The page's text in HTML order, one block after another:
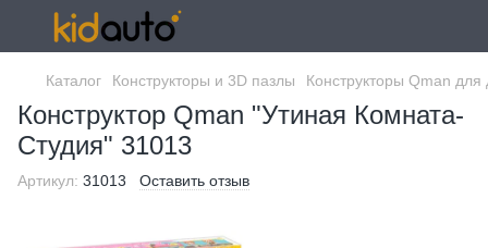
Каталог Конструкторы и 3D пазлы Конструкторы Qman для
Конструктор Qman "Утиная Комната-
Студия" 31013
Артикул: 31013 Оставить отзыв